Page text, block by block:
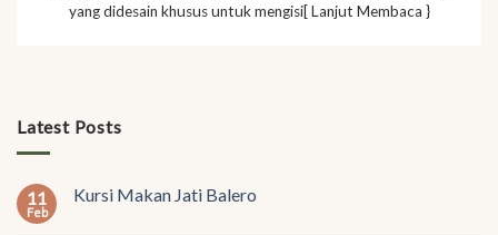
Latest Posts
11
Feb
Kursi Makan Jati Balero
yang didesain khusus untuk mengisi[ Lanjut Membaca }